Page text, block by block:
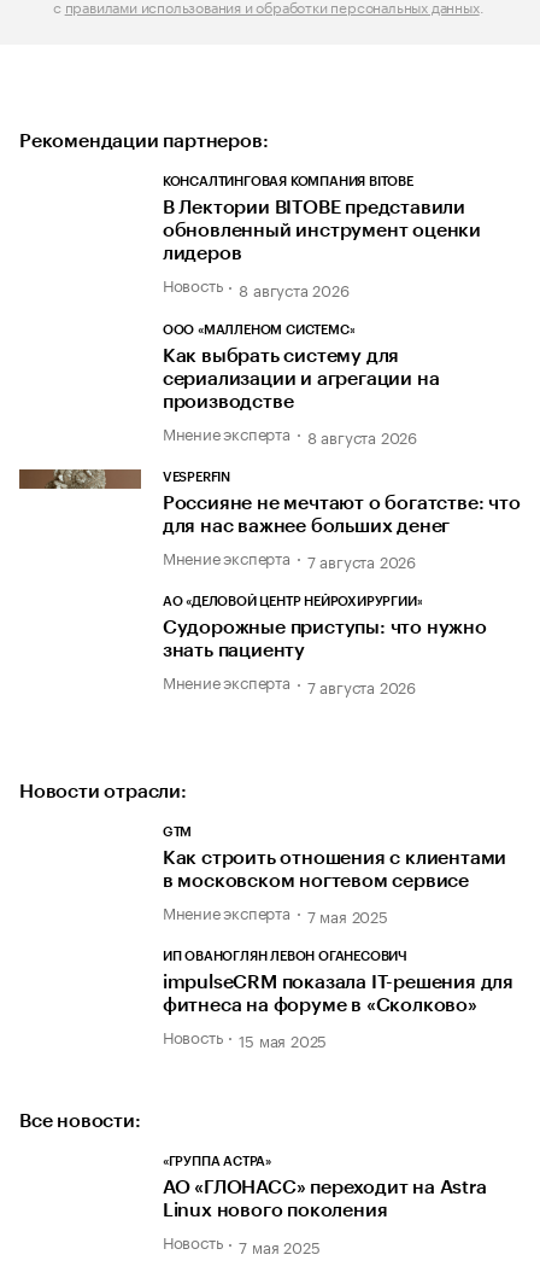
с правилами использования и обработки персональных данных.
Рекомендации партнеров:
КОНСАЛТИНГОВАЯ КОМПАНИЯ BITOBE
В Лектории BITOBE представили
обновленный инструмент оценки
лидеров
Новость 8 августа 2026
ООО «МАЛЛЕНОМ СИСТЕМС»
Как выбрать систему для
сериализации и агрегации на
производстве
Мнение эксперта 8 августа 2026
VESPERFIN
Россияне не мечтают о богатстве: что
для нас важнее больших денег
Мнение эксперта 7 августа 2026
АО «ДЕЛОВОЙ ЦЕНТР НЕЙРОХИРУРГИИ»
Судорожные приступы: что нужно
знать пациенту
Мнение эксперта 7 августа 2026
Новости отрасли:
GTM
Как строить отношения с клиентами
в московском ногтевом сервисе
Мнение эксперта 7 мая 2025
ИП ОВАНОГЛЯН ЛЕВОН ОГАНЕСОВИЧ
impulseCRM показала IT-решения для
фитнеса на форуме в «Сколково»
Новость 15 мая 2025
Все новости:
«ГРУППА АСТРА»
АО «ГЛОНАСС» переходит на Astra
Linux нового поколения
Новость 7 мая 2025